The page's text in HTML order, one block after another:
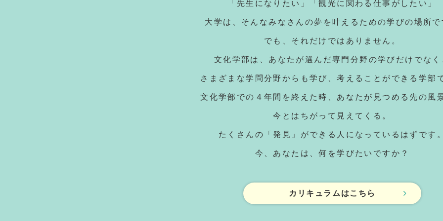
「先生になりたい」「観光に関わる仕事がしたい」
大学は、そんなみなさんの夢を叶えるための学びの場所で
でも、それだけではありません。
文化学部は、あなたが選んだ専門分野の学びだけでなく
さまざまな学問分野からも学び、考えることができる学部
文化学部での４年間を終えた時、あなたが見つめる先の風
今とはちがって見えてくる。
たくさんの「発見」ができる人になっているはずです。
今、あなたは、何を学びたいですか？
カリキュラムはこちら